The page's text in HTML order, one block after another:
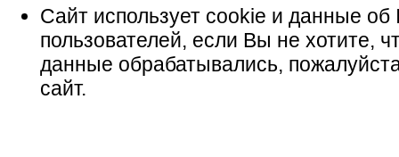
Сайт использует cookie и данные об
пользователей, если Вы не хотите,
данные обрабатывались,
сайт.